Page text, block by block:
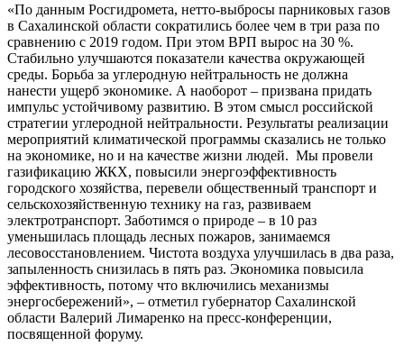
«По данным Росгидромета, нетто-выбросы парниковых газов
в Сахалинской области сократились более чем в три раза по
сравнению с 2019 годом. При этом ВРП вырос на 30 %.
Стабильно улучшаются показатели качества окружающей
среды. Борьба за углеродную нейтральность не должна
нанести ущерб экономике. А наоборот – призвана придать
импульс устойчивому развитию. В этом смысл российской
стратегии углеродной нейтральности. Результаты реализации
мероприятий климатической программы сказались не только
на экономике, но и на качестве жизни людей. Мы провели
газификацию ЖКХ, повысили энергоэффективность
городского хозяйства, перевели общественный транспорт и
сельскохозяйственную технику на газ, развиваем
электротранспорт. Заботимся о природе – в 10 раз
уменьшилась площадь лесных пожаров, занимаемся
лесовосстановлением. Чистота воздуха улучшилась в два раза,
запыленность снизилась в пять раз. Экономика повысила
эффективность, потому что включились механизмы
энергосбережений», – отметил губернатор Сахалинской
области Валерий Лимаренко на пресс-конференции,
посвященной форуму.